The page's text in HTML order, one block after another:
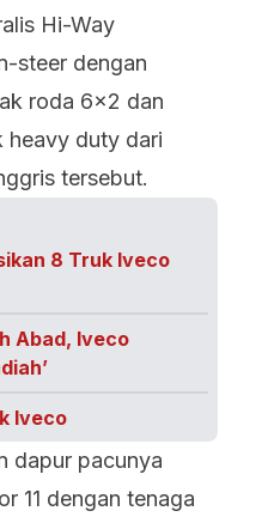
Hi-Way
steer dengan
roda 6x2 dan
heavy duty dari
tersebut.
8 Truk Iveco
Abad, Iveco
Iveco
dapur pacunya
11 dengan tenaga